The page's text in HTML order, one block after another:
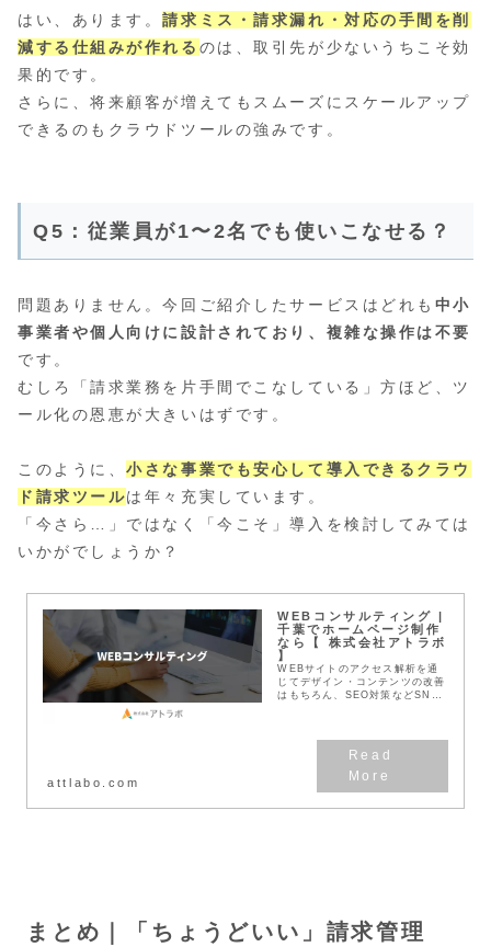
はい、あります。請求ミス・請求漏れ・対応の手間を削
減する仕組みが作れる のは、取引先が少ないうちこそ効
果的です。
さらに、将来顧客が増えてもスムーズにスケールアップ
できるのもクラウドツールの強みです。
Q5：従業員が1〜2名でも使いこなせる？
問題ありません。今回ご紹介したサービスはどれも 中小
事業者や個人向けに設計されており、複雑な操作は不要
です。
むしろ「請求業務を片手間でこなしている」方ほど、ツ
ール化の恩恵が大きいはずです。
このように、小さな事業でも安心して導入できるクラウ
ド請求ツールは年々充実しています。
「今さら…」ではなく「今こそ」導入を検討してみては
いかがでしょうか？
WEBコンサルティング |
千葉でホームページ制作
なら【 株式会社アトラボ
】
WEBサイトのアクセス解析を通
じてデザイン・コンテンツの改善
はもちろん、SEO対策などSNS
予算に応じたWEB...
attlabo.com
まとめ｜「ちょうどいい」請求管理